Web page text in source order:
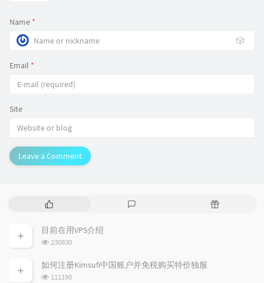
Name *
🎲
Email *
Site
Leave a Comment
P
p
u
a
r
t
R
目前在用VPS介绍
浏
次
数:
230930
如何注册Kimsufi中国账户并免税购买特价独服
浏
111190